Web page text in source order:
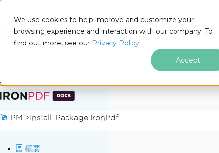
We use cookies to help improve and customize your
browsing experience and interaction with our company. To
find out more, see our Privacy Policy.
Accept
フッターコンテンツにスキップ
Docs
PM >Install-Package IronPdf
概要